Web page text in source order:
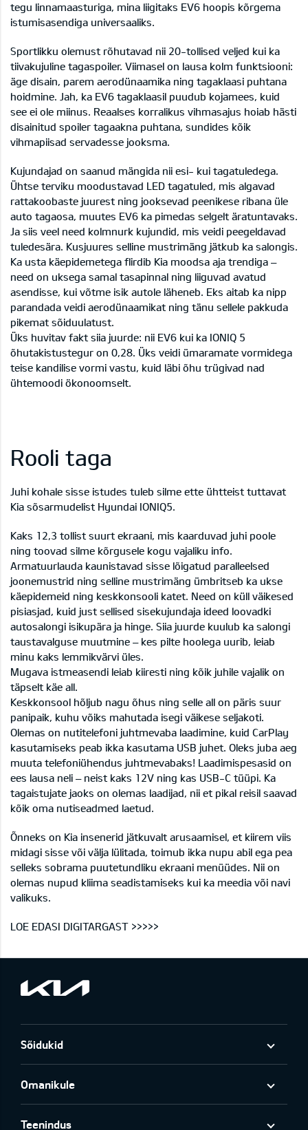
tegu linnamaasturiga, mina liigitaks EV6 hoopis kõrgema
istumisasendiga universaaliks.
Sportlikku olemust rõhutavad nii 20-tollised veljed kui ka
tiivakujuline tagaspoiler. Viimasel on lausa kolm funktsiooni:
äge disain, parem aerodünaamika ning tagaklaasi puhtana
hoidmine. Jah, ka EV6 tagaklaasil puudub kojamees, kuid
see ei ole miinus. Reaalses korralikus vihmasajus hoiab hästi
disainitud spoiler tagaakna puhtana, sundides kõik
vihmapiisad servadesse jooksma.
Kujundajad on saanud mängida nii esi- kui tagatuledega.
Ühtse terviku moodustavad LED tagatuled, mis algavad
rattakoobaste juurest ning jooksevad peenikese ribana üle
auto tagaosa, muutes EV6 ka pimedas selgelt äratuntavaks.
Ja siis veel need kolmnurk kujundid, mis veidi peegeldavad
tuledesära. Kusjuures selline mustrimäng jätkub ka salongis.
Ka usta käepidemetega flirdib Kia moodsa aja trendiga –
need on uksega samal tasapinnal ning liiguvad avatud
asendisse, kui võtme isik autole läheneb. Eks aitab ka nipp
parandada veidi aerodünaamikat ning tänu sellele pakkuda
pikemat sõiduulatust.
Üks huvitav fakt siia juurde: nii EV6 kui ka IONIQ 5
õhutakistustegur on 0,28. Üks veidi ümaramate vormidega
teise kandilise vormi vastu, kuid läbi õhu trügivad nad
ühtemoodi ökonoomselt.
Rooli taga
Juhi kohale sisse istudes tuleb silme ette ühtteist tuttavat
Kia sõsarmudelist Hyundai IONIQ5.
Kaks 12,3 tollist suurt ekraani, mis kaarduvad juhi poole
ning toovad silme kõrgusele kogu vajaliku info.
Armatuurlauda kaunistavad sisse lõigatud paralleelsed
joonemustrid ning selline mustrimäng ümbritseb ka ukse
käepidemeid ning keskkonsooli katet. Need on küll väikesed
pisiasjad, kuid just sellised sisekujundaja ideed loovadki
autosalongi isikupära ja hinge. Siia juurde kuulub ka salongi
taustavalguse muutmine – kes pilte hoolega uurib, leiab
minu kaks lemmikvärvi üles.
Mugava istmeasendi leiab kiiresti ning kõik juhile vajalik on
täpselt käe all.
Keskkonsool hõljub nagu õhus ning selle all on päris suur
panipaik, kuhu võiks mahutada isegi väikese seljakoti.
Olemas on nutitelefoni juhtmevaba laadimine, kuid CarPlay
kasutamiseks peab ikka kasutama USB juhet. Oleks juba aeg
muuta telefoniühendus juhtmevabaks! Laadimispesasid on
ees lausa neli – neist kaks 12V ning kas USB-C tüüpi. Ka
tagaistujate jaoks on olemas laadijad, nii et pikal reisil saavad
kõik oma nutiseadmed laetud.
Õnneks on Kia insenerid jätkuvalt arusaamisel, et kiirem viis
midagi sisse või välja lülitada, toimub ikka nupu abil ega pea
selleks sobrama puutetundliku ekraani menüüdes. Nii on
olemas nupud kliima seadistamiseks kui ka meedia või navi
valikuks.
LOE EDASI DIGITARGAST >>>>>
Sõidukid
Omanikule
Teenindus